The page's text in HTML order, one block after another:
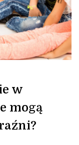
w
mogą